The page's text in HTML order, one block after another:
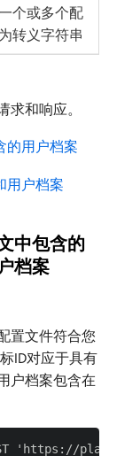
个或多个配
转义字符串
和响应。
的用户档案
用户档案
中包含的
档案
置文件符合您
ID对应于具有
户档案包含在
'https://